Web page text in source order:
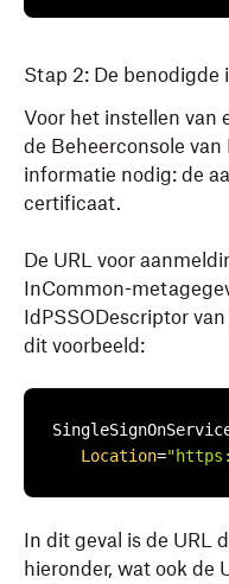
Stap 2: De benodigde
Voor het instellen van
de Beheerconsole
informatie nodig: de
certificaat.
De URL voor
InCommon-
IdPSSODescriptor
dit voorbeeld:
Location=
In dit geval is de URL
hieronder, wat ook de